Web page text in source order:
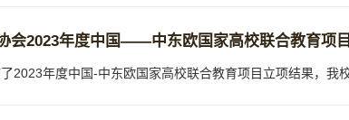
会2023年度中国——中东欧国家高校联合教育项目